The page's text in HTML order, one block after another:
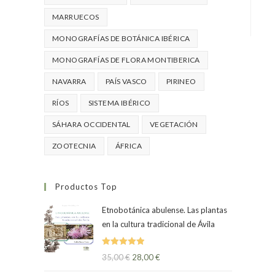
MARRUECOS
MONOGRAFÍAS DE BOTÁNICA IBÉRICA
MONOGRAFÍAS DE FLORA MONTIBERICA
NAVARRA PAÍS VASCO PIRINEO
RÍOS SISTEMA IBÉRICO
SÁHARA OCCIDENTAL VEGETACIÓN
ZOOTECNIA ÁFRICA
Productos Top
Etnobotánica abulense. Las plantas
en la cultura tradicional de Ávila
Valorado
35,00€ 28,00€